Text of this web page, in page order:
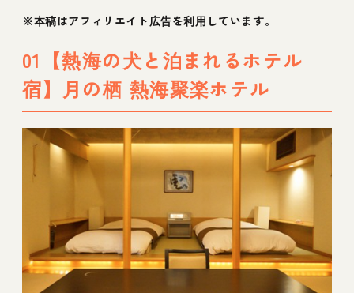
熱海のペットと泊まれる宿で愛犬と楽しい思
い出を！
※本稿はアフィリエイト広告を利用しています。
01【熱海の犬と泊まれるホテル
宿】月の栖 熱海聚楽ホテル